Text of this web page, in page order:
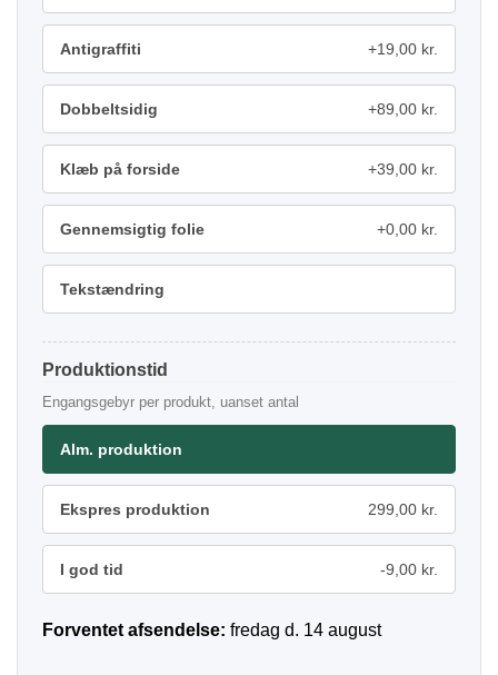
Antigraffiti +19,00 kr.
Dobbeltsidig +89,00 kr.
Klæb på forside +39,00 kr.
Gennemsigtig folie +0,00 kr.
Tekstændring
Produktionstid
Engangsgebyr per produkt, uanset antal
Alm. produktion
Ekspres produktion 299,00 kr.
I god tid -9,00 kr.
Forventet afsendelse: fredag d. 14 august